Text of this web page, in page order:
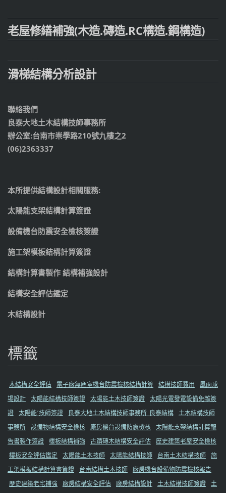
老屋修繕補強(木造.磚造.RC構造.鋼構造)
滑梯結構分析設計
聯絡我們
良泰大地土木結構技師事務所
辦公室:台南市崇學路210號九樓之2
(06)2363337
本所提供結構設計相關服務:
太陽能支架結構計算簽證
設備機台防震安全檢核簽證
施工架模板結構計算簽證
結構計算書製作 結構補強設計
結構安全評估鑑定
木結構設計
標籤
木結構安全評估 電子廠無塵室機台防震檢核結構計算 結構技師費用
風雨球
場設計 太陽能結構技師簽證 太陽能土木技師簽證 太陽光電發電設備免雜簽
證 太陽能ˊ技師簽證 良泰大地土木結構技師事務所_良泰結構 土木結構技師
事務所 設備物結構安全檢核 廠房機台設備防震檢核 太陽能支架結構計算報
告書製作簽證 樓板結構補強 古蹟磚木結構安全評估 歷史建築老屋安全檢核
樓板安全評估鑑定
太陽能土木技師 太陽能結構技師 台南土木結構技師 施
工架模板結構計算書簽證
台南結構土木技師 廠房機台設備物防震檢核報告
歷史建築老宅補強
廠房結構安全評估 廠房結構設計 土木結構技師簽證 土